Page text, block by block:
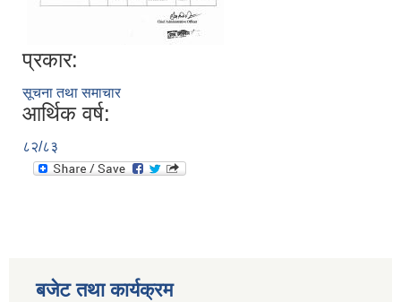
प्रकार:
सूचना तथा समाचार
आर्थिक वर्ष:
८२/८३
बजेट तथा कार्यक्रम